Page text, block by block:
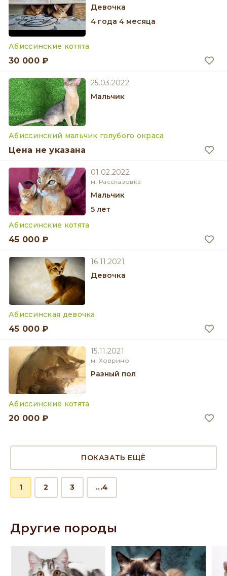
девочка
4 года 4 месяца
Абиссинские котята
30 000 ₽
25.03.2022
мальчик
Абиссинский мальчик голубого окраса
Цена не указана
01.02.2022
м. Рассказовка
мальчик
5 лет
Абиссинские котята
45 000 ₽
16.11.2021
девочка
Абиссинская девочка
45 000 ₽
15.11.2021
м. Ховрино
разный пол
Абиссинские котята
20 000 ₽
ПОКАЗАТЬ ЕЩЁ
1 2 3 ...4
Другие породы